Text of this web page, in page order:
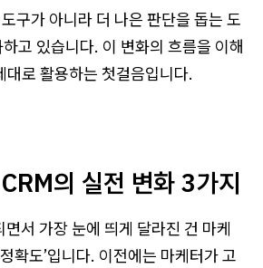
구가 아니라 더 나은 판단을 돕는 도
고 있습니다. 이 변화의 흐름을 이해
로 활용하는 첫걸음입니다.
의 실전 변화 3가지
서 가장 눈에 띄게 달라진 건 마케
확도’입니다. 이전에는 마케터가 고